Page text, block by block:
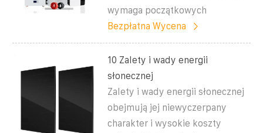
wymaga początkowych
Bezpłatna Wycena
10 Zalety i wady energii
słonecznej
Zalety i wady energii słonecznej
obejmują jej niewyczerpany
charakter i wysokie koszty